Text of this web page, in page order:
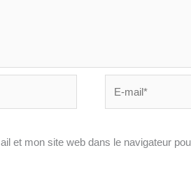
mail*
et mon site web dans le navigateur